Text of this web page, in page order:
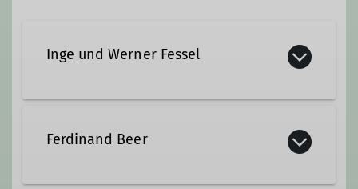
Inge und Werner Fessel
Ferdinand Beer